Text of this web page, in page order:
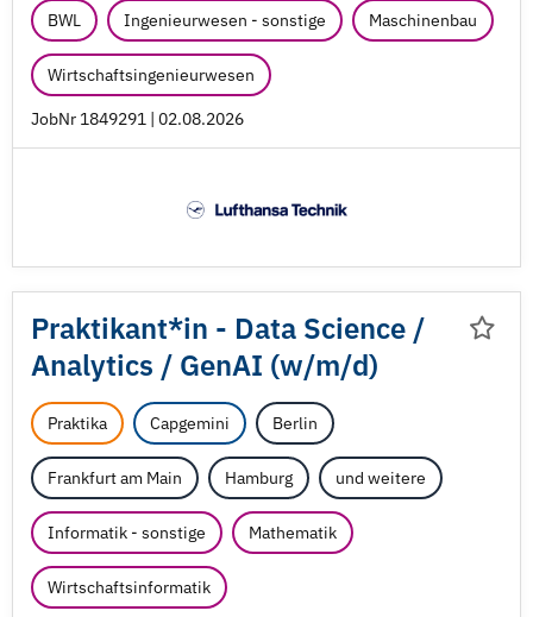
BWL Ingenieurwesen - sonstige Maschinenbau
Wirtschaftsingenieurwesen
JobNr 1849291 | 02.08.2026
Praktikant*in - Data Science /
Analytics / GenAI (w/m/d)
Praktika Capgemini Berlin
Frankfurt am Main Hamburg und weitere
Informatik - sonstige Mathematik
Wirtschaftsinformatik